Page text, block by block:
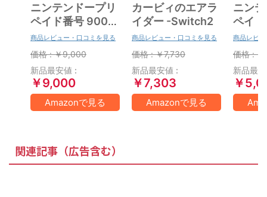
ニンテンドープリ
ペイド番号 9000
円|オンラインコー
ド版
商品レビュー・口コミを見る
価格 : ￥9,000
新品最安値 :
￥9,000
Amazonで見る
カービィのエアラ
イダー -Switch2
商品レビュー・口コミを見る
価格 : ￥7,730
新品最安値 :
￥7,303
Amazonで見る
ニン
ペイ
円|オ
ド版
商品レビ
価格 :
新品最
￥
関連記事（広告含む）